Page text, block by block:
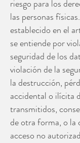
riesgo para los
las personas
establecido en el
se entiende por
seguridad de los
violación de la
la destrucción,
accidental o ilícita
transmitidos,
de otra forma, o la
acceso no